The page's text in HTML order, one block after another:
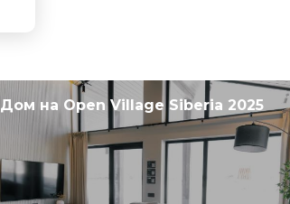
Дом на Open Village Siberia 2025